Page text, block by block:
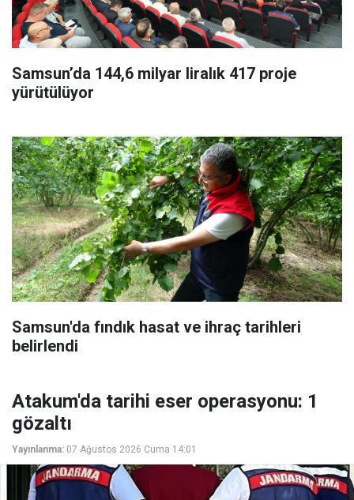
Samsun’da 144,6 milyar liralık 417 proje
yürütülüyor
Samsun'da fındık hasat ve ihraç tarihleri
belirlendi
Atakum'da tarihi eser operasyonu: 1
gözaltı
Yayınlanma: 07 Ağustos 2026 Cuma 14:01